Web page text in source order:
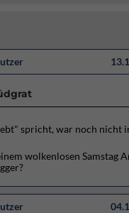
spricht, war noch nicht
wolkenlosen Samstag